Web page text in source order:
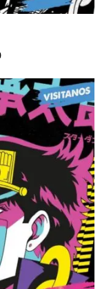
Price
$160.00
through
$280.00